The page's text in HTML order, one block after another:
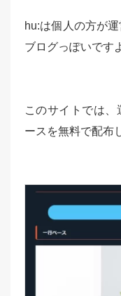
hu:は個人の方が
ブログっぽいです
このサイトでは
ースを無料で配布